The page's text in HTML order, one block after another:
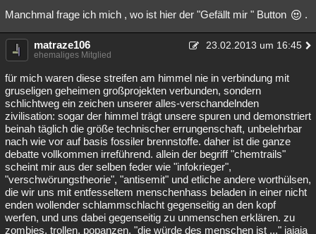
Astronomie Helpdesk Gruppen Gaming Filme
Musik Clash Verbesserungen
Übersichten
Besucht Teilgenommen Alle Neue Geschlossen
Lesenswert Schlüsselwörter
Manchmal frage ich mich , wo ist hier der "Gefällt mir " Button .
matraze106 23.02.2013 um 16:45
ehemaliges Mitglied
für mich waren diese streifen am himmel nie in verbindung mit
gruseligen geheimen großprojekten verbunden, sondern
schlichtweg ein zeichen unserer alles-verschandelnden
zivilisation: sogar der himmel trägt unsere spuren und demonstriert
beinah täglich die größe technischer errungenschaft, unbelehrbar
nach wie vor auf basis fossiler brennstoffe. daher ist die ganze
debatte vollkommen irreführend. allein der begriff "chemtrails"
scheint mir aus der selben feder wie "infokrieger",
"verschwörungstheorie", "antisemit" und etliche andere worthülsen,
die wir uns mit entfesseltem menschenhass beladen in einer nicht
enden wollender schlammschlacht gegenseitig an den kopf
werfen, und uns dabei gegenseitig zu unmenschen erklären. zu
zombies, trollen, popanzen. "die würde des menschen ist ..." jajaja